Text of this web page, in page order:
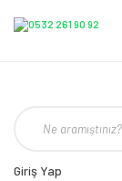
Giriş Yap